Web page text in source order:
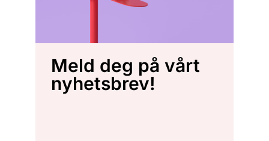
Meld deg på vårt
nyhetsbrev!